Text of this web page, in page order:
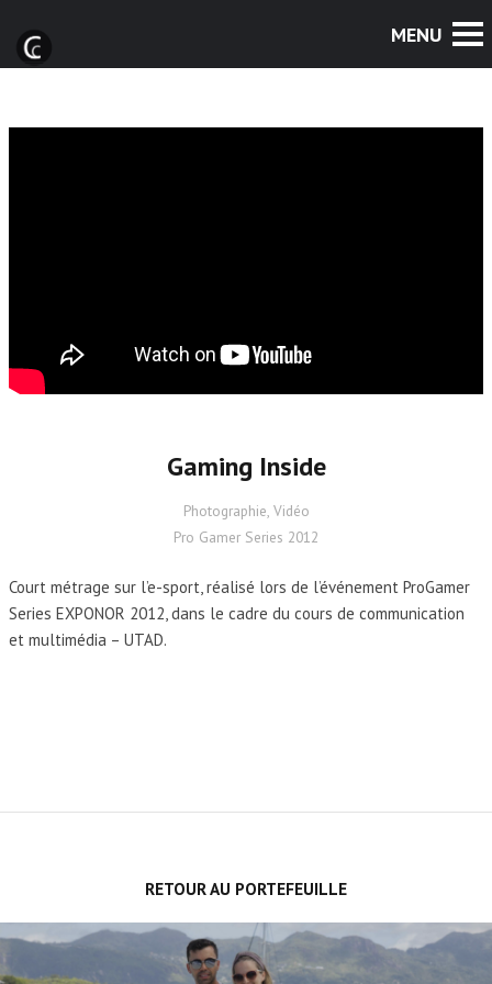
Gaming Inside
Photographie, Vidéo
Pro Gamer Series 2012
Court métrage sur l’e-sport, réalisé lors de l’événement ProGamer
Series EXPONOR 2012, dans le cadre du cours de communication
et multimédia – UTAD.
RETOUR AU PORTEFEUILLE